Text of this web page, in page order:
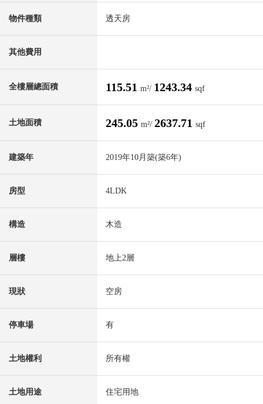
物件種類 透天房
其他費用
全樓層總面積 115.51 m²/ 1243.34 sqf
土地面積 245.05 m²/ 2637.71 sqf
建築年 2019年10月築(築6年)
房型 4LDK
構造 木造
層樓 地上2層
現狀 空房
停車場 有
土地權利 所有權
土地用途 住宅用地